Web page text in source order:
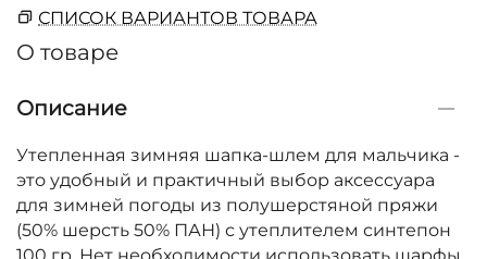
СПИСОК ВАРИАНТОВ ТОВАРА
О товаре
Описание
Утепленная зимняя шапка-шлем для мальчика -
это удобный и практичный выбор аксессуара
для зимней погоды из полушерстяной пряжи
(50% шерсть 50% ПАН) с утеплителем синтепон